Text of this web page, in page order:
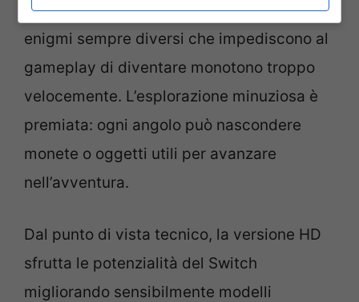
stanza va esplorata più volte, offrendo
enigmi sempre diversi che impediscono al
gameplay di diventare monotono troppo
velocemente. L’esplorazione minuziosa è
premiata: ogni angolo può nascondere
monete o oggetti utili per avanzare
nell’avventura.
Dal punto di vista tecnico, la versione HD
sfrutta le potenzialità del Switch
migliorando sensibilmente modelli